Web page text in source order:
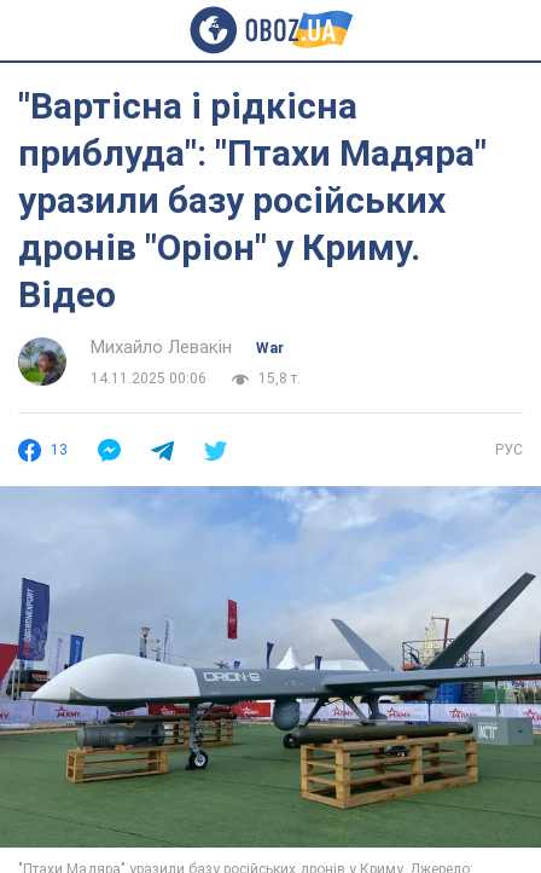
"Вартісна і рідкісна
приблуда": "Птахи Мадяра"
уразили базу російських
дронів "Оріон" у Криму.
Відео
Михайло Левакін
War
14.11.2025 00:06
15,8 т.
13 РУС